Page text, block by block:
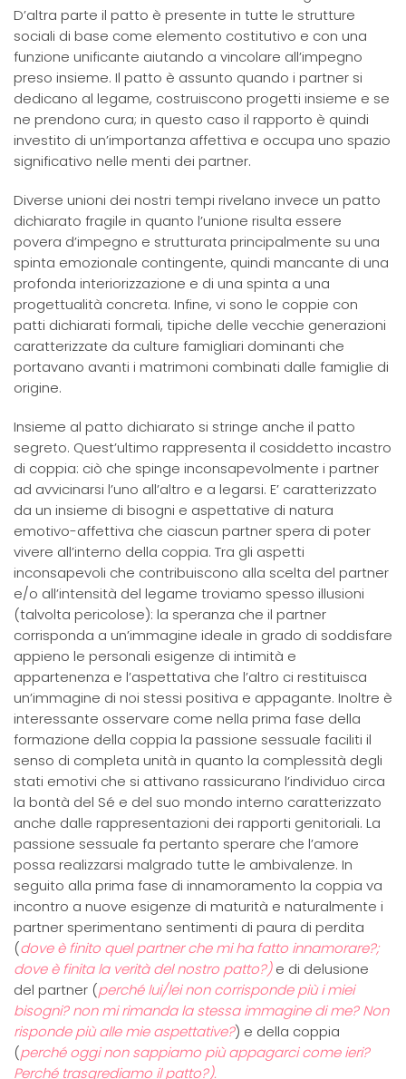
D’altra parte il patto è presente in tutte le strutture
sociali di base come elemento costitutivo e con una
funzione unificante aiutando a vincolare all’impegno
preso insieme. Il patto è assunto quando i partner si
dedicano al legame, costruiscono progetti insieme e se
ne prendono cura; in questo caso il rapporto è quindi
investito di un’importanza affettiva e occupa uno spazio
significativo nelle menti dei partner.
Diverse unioni dei nostri tempi rivelano invece un patto
dichiarato fragile in quanto l’unione risulta essere
povera d’impegno e strutturata principalmente su una
spinta emozionale contingente, quindi mancante di una
profonda interiorizzazione e di una spinta a una
progettualità concreta. Infine, vi sono le coppie con
patti dichiarati formali, tipiche delle vecchie generazioni
caratterizzate da culture famigliari dominanti che
portavano avanti i matrimoni combinati dalle famiglie di
origine.
Insieme al patto dichiarato si stringe anche il patto
segreto. Quest’ultimo rappresenta il cosiddetto incastro
di coppia: ciò che spinge inconsapevolmente i partner
ad avvicinarsi l’uno all’altro e a legarsi. E’ caratterizzato
da un insieme di bisogni e aspettative di natura
emotivo-affettiva che ciascun partner spera di poter
vivere all’interno della coppia. Tra gli aspetti
inconsapevoli che contribuiscono alla scelta del partner
e/o all’intensità del legame troviamo spesso illusioni
(talvolta pericolose): la speranza che il partner
corrisponda a un’immagine ideale in grado di soddisfare
appieno le personali esigenze di intimità e
appartenenza e l’aspettativa che l’altro ci restituisca
un’immagine di noi stessi positiva e appagante. Inoltre è
interessante osservare come nella prima fase della
formazione della coppia la passione sessuale faciliti il
senso di completa unità in quanto la complessità degli
stati emotivi che si attivano rassicurano l’individuo circa
la bontà del Sé e del suo mondo interno caratterizzato
anche dalle rappresentazioni dei rapporti genitoriali. La
passione sessuale fa pertanto sperare che l’amore
possa realizzarsi malgrado tutte le ambivalenze. In
seguito alla prima fase di innamoramento la coppia va
incontro a nuove esigenze di maturità e naturalmente i
partner sperimentano sentimenti di paura di perdita
(dove è finito quel partner che mi ha fatto innamorare?;
dove è finita la verità del nostro patto?)e di delusione
del partner (perché lui/lei non corrisponde più i miei
bisogni? non mi rimanda la stessa immagine di me? Non
risponde più alle mie aspettative?) e della coppia
(perché oggi non sappiamo più appagarci come ieri?
Perché trasgrediamo il patto?).